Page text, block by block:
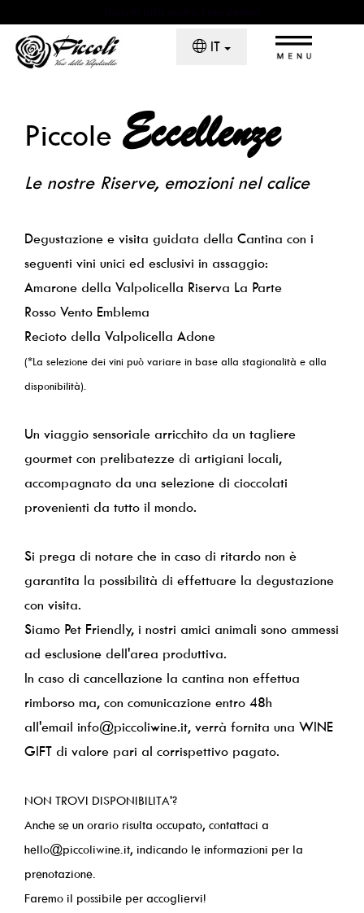
IT
×
Home
Chi Siamo
Il Monte La Parte
La Cantina
Piccoli Wine Experience
I Vini
Contatti
Wine Club
Piccole Eccellenze
Le nostre Riserve, emozioni nel calice
Degustazione e visita guidata della Cantina con i
seguenti vini unici ed esclusivi in assaggio:
Amarone della Valpolicella Riserva La Parte
Rosso Vento Emblema
Recioto della Valpolicella Adone
(*La selezione dei vini può variare in base alla stagionalità e alla
disponibilità).
Un viaggio sensoriale arricchito da un tagliere
gourmet con prelibatezze di artigiani locali,
accompagnato da una selezione di cioccolati
provenienti da tutto il mondo.
Si prega di notare che in caso di ritardo non è
garantita la possibilità di effettuare la degustazione
con visita.
Siamo Pet Friendly, i nostri amici animali sono ammessi
ad esclusione dell'area produttiva.
In caso di cancellazione la cantina non effettua
rimborso ma, con comunicazione entro 48h
all'email info@piccoliwine.it, verrà fornita una WINE
GIFT di valore pari al corrispettivo pagato.
NON TROVI DISPONIBILITA'?
Anche se un orario risulta occupato, contattaci a
hello@piccoliwine.it, indicando le informazioni per la
prenotazione.
Faremo il possibile per accogliervi!